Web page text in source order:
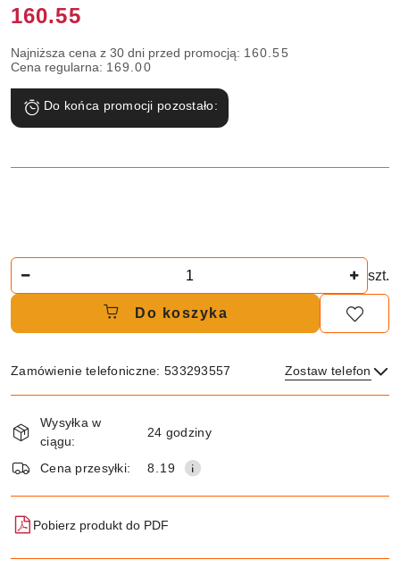
Cena:
160.55
Najniższa cena z 30 dni przed promocją: 160.55
Cena regularna: 169.00
Do końca promocji pozostało:
szt.
Do koszyka
Zamówienie telefoniczne: 533293557 Zostaw telefon
i
dostawa
Wysyłka w
ciągu:
24 godziny
Cena przesyłki: 8.19
Pobierz produkt do PDF